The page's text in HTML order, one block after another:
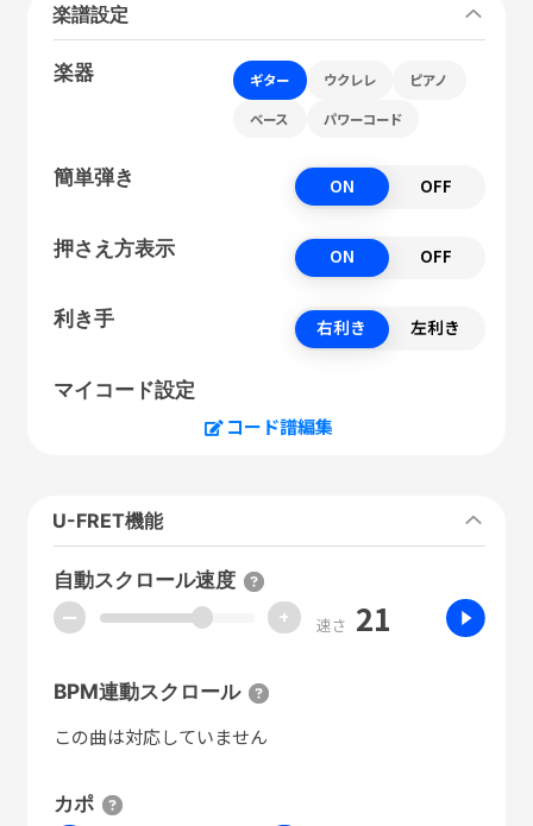
楽譜設定
楽器 ギター ウクレレ ピアノ
ベース パワーコード
簡単弾き ON OFF
押さえ方表示 ON OFF
利き手 右利き 左利き
マイコード設定
コード譜編集
U-FRET機能
自動スクロール速度
ー + 速さ 21
BPM連動スクロール
この曲は対応していません
カポ